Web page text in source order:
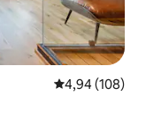
Priemerné
4,94 (108)